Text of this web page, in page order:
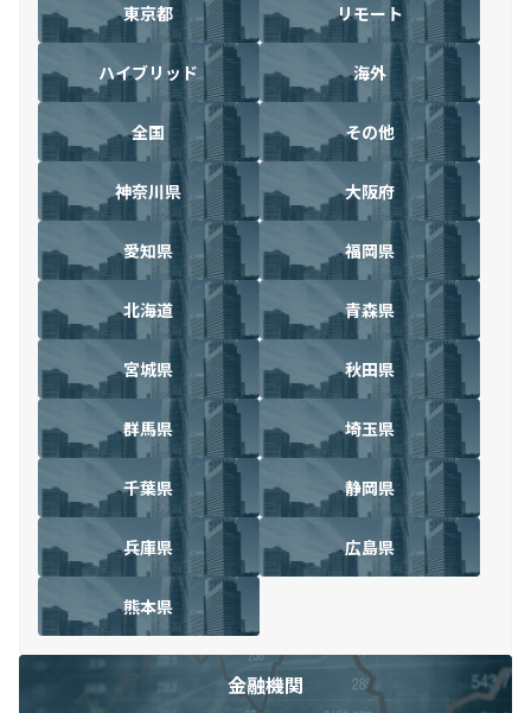
東京都 リモート
ハイブリッド 海外
全国 その他
神奈川県 大阪府
愛知県 福岡県
北海道 青森県
宮城県 秋田県
群馬県 埼玉県
千葉県 静岡県
兵庫県 広島県
熊本県
金融機関